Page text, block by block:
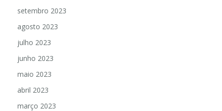
setembro 2023
agosto 2023
julho 2023
junho 2023
maio 2023
abril 2023
março 2023